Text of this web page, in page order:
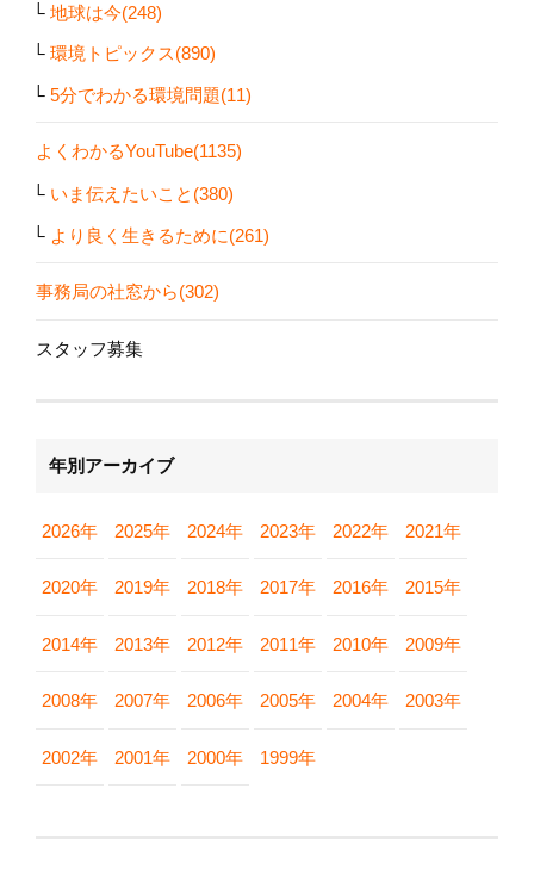
地球は今(248)
環境トピックス(890)
5分でわかる環境問題(11)
よくわかるYouTube(1135)
いま伝えたいこと(380)
より良く生きるために(261)
事務局の社窓から(302)
スタッフ募集
年別アーカイブ
2026年 2025年 2024年 2023年 2022年 2021年
2020年 2019年 2018年 2017年 2016年 2015年
2014年 2013年 2012年 2011年 2010年 2009年
2008年 2007年 2006年 2005年 2004年 2003年
2002年 2001年 2000年 1999年